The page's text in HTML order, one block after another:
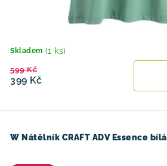
Skladem (1 ks)
399 Kč
599 Kč
W Nátělník CRAFT ADV Essence bílá